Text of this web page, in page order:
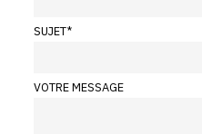
SUJET*
VOTRE MESSAGE